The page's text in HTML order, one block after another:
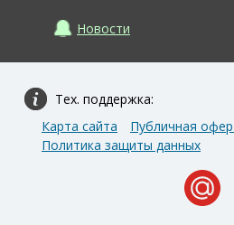
Новости
Тех. поддержка:
Карта сайта
Публичная
Политика защиты данных